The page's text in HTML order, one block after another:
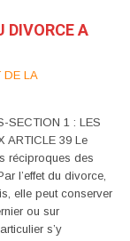
DIVORCE A
DE LA
SECTION 1 : LES
ARTICLE 39 Le
réciproques des
l’effet du divorce,
elle peut conserver
ou sur
s’y